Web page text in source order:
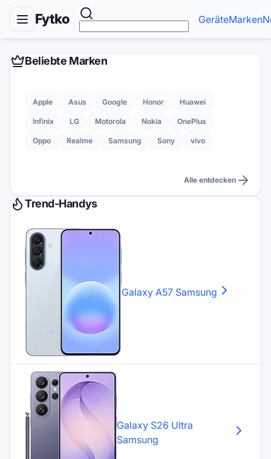
Fytko GeräteMarken
Beliebte Marken
Apple Asus Google Honor Huawei
Infinix LG Motorola Nokia OnePlus
Oppo Realme Samsung Sony vivo
Alle entdecken
Trend-Handys
Galaxy A57 Samsung
Galaxy S26 Ultra
Samsung